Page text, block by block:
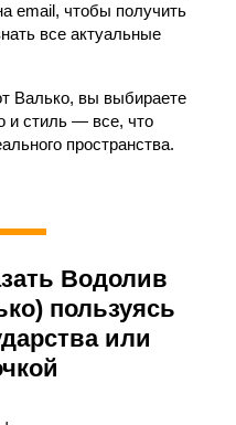
email, чтобы получить
все актуальные
Валько, вы выбираете
и стиль — все, что
пространства.
Водолив
пользуясь
или